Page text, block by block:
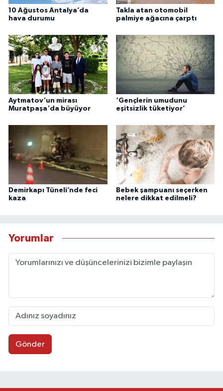
10 Ağustos Antalya’da
hava durumu
Takla atan otomobil
palmiye ağacına çarptı
Aytmatov'un mirası
Muratpaşa'da büyüyor
‘Gençlerin umudunu
eşitsizlik tüketiyor’
Demirkapı Tüneli’nde feci
kaza
Bebek şampuanı seçerken
nelere dikkat edilmeli?
Yorumlar
Gönder